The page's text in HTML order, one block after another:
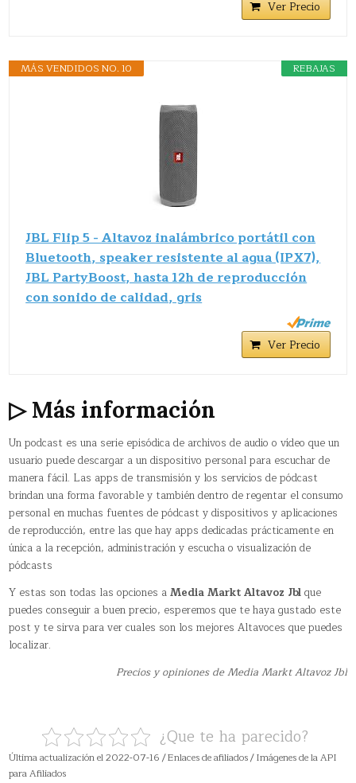
Ver Precio
REBAJAS
MÁS VENDIDOS NO. 10
JBL Flip 5 - Altavoz inalámbrico portátil con
Bluetooth, speaker resistente al agua (IPX7),
JBL PartyBoost, hasta 12h de reproducción
con sonido de calidad, gris
Ver Precio
▷ Más información
Un podcast​ es una serie episódica de archivos de audio o vídeo que un
usuario puede descargar a un dispositivo personal para escuchar de
manera fácil. Las apps de transmisión y los servicios de pódcast
brindan una forma favorable y también dentro de regentar el consumo
personal en muchas fuentes de pódcast y dispositivos y aplicaciones
de reproducción, entre las que hay apps dedicadas prácticamente en
única a la recepción, administración y escucha o visualización de
pódcasts
Y estas son todas las opciones aMedia Markt Altavoz Jblque
puedes conseguir a buen precio, esperemos que te haya gustado este
post y te sirva para ver cuales son los mejores Altavoces que puedes
localizar.
Precios y opiniones de Media Markt Altavoz Jbl
¿Que te ha parecido?
Última actualización el 2022-07-16 / Enlaces de afiliados / Imágenes de la API
para Afiliados